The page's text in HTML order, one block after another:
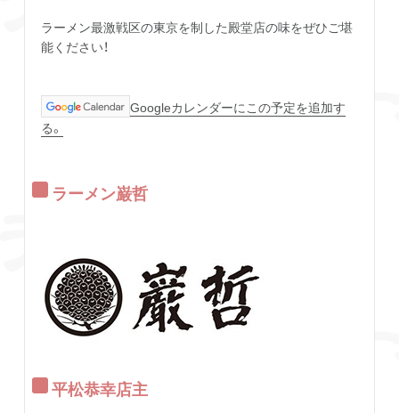
ラーメン最激戦区の東京を制した殿堂店の味をぜひご堪
能ください！
Googleカレンダーにこの予定を追加す
る。
ラーメン巌哲
平松恭幸店主